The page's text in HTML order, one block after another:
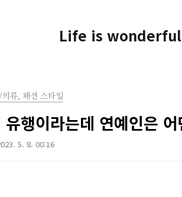
Life is
류, 패션 스타일
유행이라는데 연예인은
5. 8. 00:16